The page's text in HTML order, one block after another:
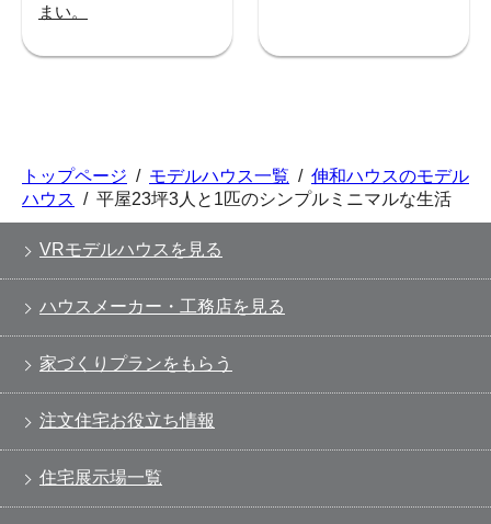
まい。
トップページ / モデルハウス一覧 / 伸和ハウスのモデル
ハウス / 平屋23坪3人と1匹のシンプルミニマルな生活
VRモデルハウスを見る
ハウスメーカー・工務店を見る
家づくりプランをもらう
注文住宅お役立ち情報
住宅展示場一覧